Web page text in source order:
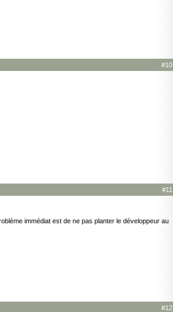
#10
#11
immédiat est de ne pas planter le développeur au
#12